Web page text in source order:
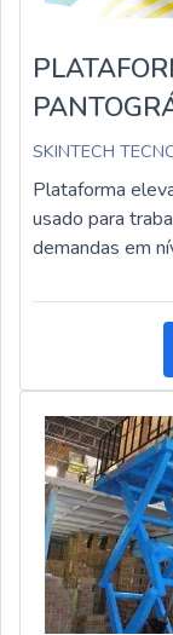
SKINTECH
Plataforma
usado para
demandas em